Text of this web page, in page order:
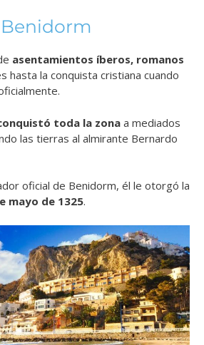
asentamientos íberos, romanos
hasta la conquista cristiana cuando
toda la zona a mediados
las tierras al almirante Bernardo
oficial de Benidorm, él le otorgó la
mayo de 1325.